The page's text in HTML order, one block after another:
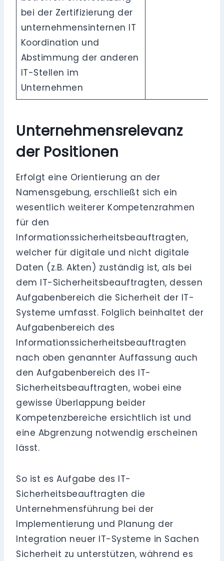
bei der Zertifizierung der
unternehmensinternen IT
Koordination und
Abstimmung der anderen
IT-Stellen im
Unternehmen
Unternehmensrelevanz
der Positionen
Erfolgt eine Orientierung an der
Namensgebung, erschließt sich ein
wesentlich weiterer Kompetenzrahmen
für den
Informationssicherheitsbeauftragten,
welcher für digitale und nicht digitale
Daten (z.B. Akten) zuständig ist, als bei
dem IT-Sicherheitsbeauftragten, dessen
Aufgabenbereich die Sicherheit der IT-
Systeme umfasst. Folglich beinhaltet der
Aufgabenbereich des
Informationssicherheitsbeauftragten
nach oben genannter Auffassung auch
den Aufgabenbereich des IT-
Sicherheitsbeauftragten, wobei eine
gewisse Überlappung beider
Kompetenzbereiche ersichtlich ist und
eine Abgrenzung notwendig erscheinen
lässt.
So ist es Aufgabe des IT-
Sicherheitsbeauftragten die
Unternehmensführung bei der
Implementierung und Planung der
Integration neuer IT-Systeme in Sachen
Sicherheit zu unterstützen, während es